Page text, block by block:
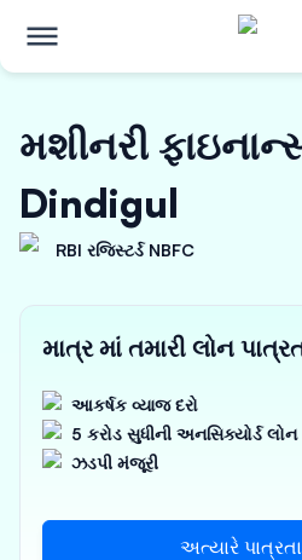
મશીનરી
Dindigul
RBI રજિસ્ટર્ડ NBFC
માત્ર માં તમારી લોન
આકર્ષક વ્યાજ દરો
5 કરોડ સુધીની અનસિક્યોર્ડ લોન
ઝડપી મંજૂરી
અત્યારે